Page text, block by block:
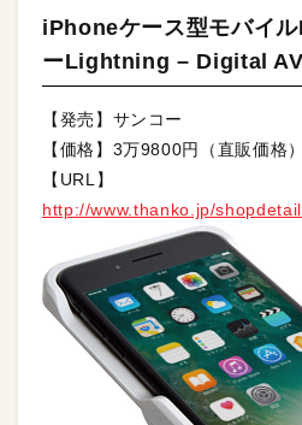
iPhoneケース型モバイ
ーLightning – Digital AV
【発売】サンコー
【価格】3万9800円（直販価格）
【URL】
http://www.thanko.jp/